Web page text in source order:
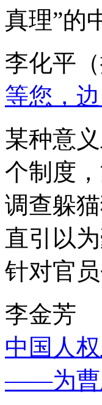
真理”的
李化平（
等您，
某种意
个制度
调查躲
直引以
针对官
李金芳
中国人
——为曹